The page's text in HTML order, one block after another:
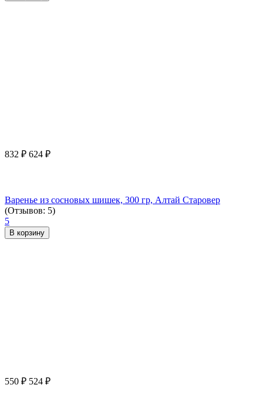
832 ₽ 624 ₽
Варенье из сосновых шишек, 300 гр, Алтай Старовер
(Отзывов: 5)
5
В корзину
550 ₽ 524 ₽